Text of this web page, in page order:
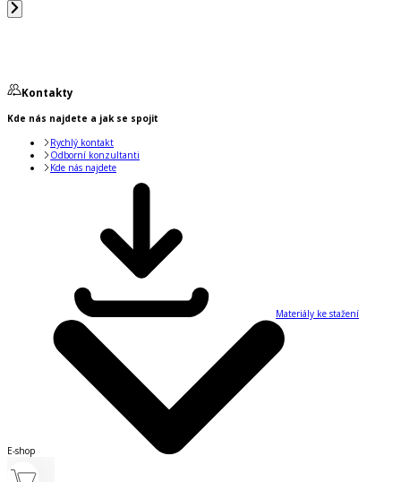
Kontakty
Kde nás najdete a jak se spojit
Rychlý kontakt
Odborní konzultanti
Kde nás najdete
Materiály ke stažení
E-shop